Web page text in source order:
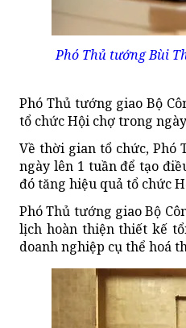
Phó Thủ tướng Bùi
Phó Thủ tướng giao Bộ
tổ chức Hội chợ trong
Về thời gian tổ chức, Phó
ngày lên 1 tuần để tạo
đó tăng hiệu quả tổ chức
Phó Thủ tướng giao Bộ
lịch hoàn thiện thiết kế
doanh nghiệp cụ thể hoá